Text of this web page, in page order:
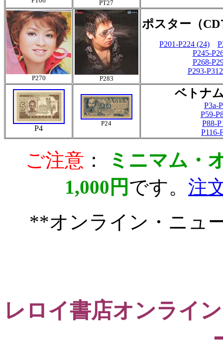
PT27
P270 P283
ポスター（
P201-P224 (24)
P245-
P268-
P293-
P4
P24
ベトナ
P3a-
P59-
P88-
P116-
ご注意 ：
ミニマム・
1,000円 です。 注
**オンライン・ニュ
レロイ書店オンライ